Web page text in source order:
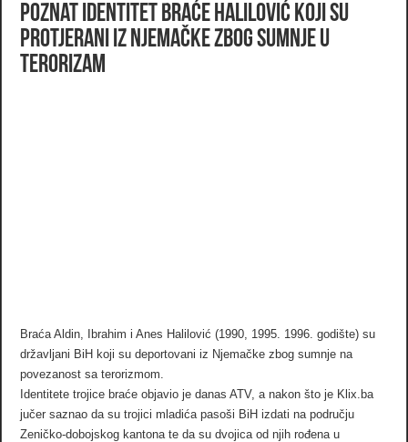
Poznat identitet braće Halilović koji su
protjerani iz Njemačke zbog sumnje u
terorizam
Braća Aldin, Ibrahim i Anes Halilović (1990, 1995. 1996. godište) su
državljani BiH koji su deportovani iz Njemačke zbog sumnje na
povezanost sa terorizmom.
Identitete trojice braće objavio je danas ATV, a nakon što je Klix.ba
jučer saznao da su trojici mladića pasoši BiH izdati na području
Zeničko-dobojskog kantona te da su dvojica od njih rođena u